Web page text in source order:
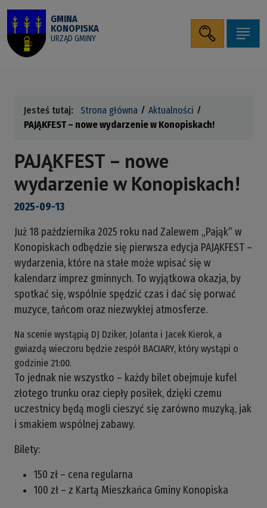
Przejdź do menu
Przejdź do treści
Mapa serwisu
Uruchomienie panelu
WCAGALT + 3
Przejdź do wyszukiwarki
ALT + 4
GMINA
KONOPISKA
URZĄD GMINY
Szukaj
Jesteś tutaj: Strona główna
Aktualności
PAJĄKFEST – nowe wydarzenie w Konopiskach!
PAJĄKFEST – nowe
wydarzenie w Konopiskach!
2025-09-13
Już 18 października 2025 roku nad Zalewem „Pająk” w
Konopiskach odbędzie się pierwsza edycja PAJĄKFEST –
wydarzenia, które na stałe może wpisać się w
kalendarz imprez gminnych. To wyjątkowa okazja, by
spotkać się, wspólnie spędzić czas i dać się porwać
muzyce, tańcom oraz niezwykłej atmosferze.
Na scenie wystąpią DJ Dziker, Jolanta i Jacek Kierok, a
gwiazdą wieczoru będzie zespół BACIARY, który wystąpi o
godzinie 21:00.
To jednak nie wszystko – każdy bilet obejmuje kufel
złotego trunku oraz ciepły posiłek, dzięki czemu
uczestnicy będą mogli cieszyć się zarówno muzyką, jak
i smakiem wspólnej zabawy.
Bilety:
150 zł – cena regularna
100 zł – z Kartą Mieszkańca Gminy Konopiska